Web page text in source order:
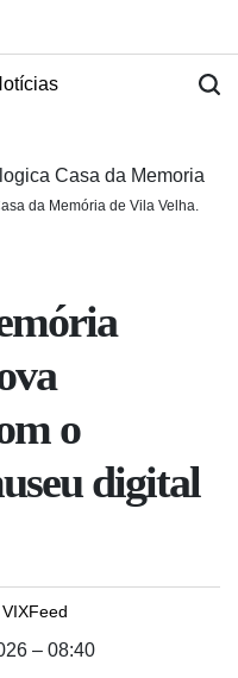
da Memória de Vila Velha.
o
digital
– 08:40